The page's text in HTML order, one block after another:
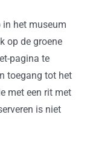
het museum
op de groene
pagina te
toegang tot het
met een rit met
is niet